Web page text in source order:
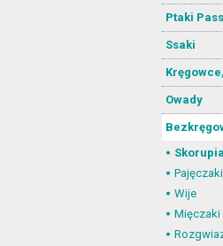
Ptaki
Ssaki
Owady
Pajęczaki
Wije
Mięczaki